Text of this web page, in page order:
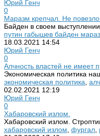
Юрий Генч
0
Маразм крепчал. Не повезло
Байден в своем
путин габышев байден
18.03.2021 14:54
Юрий Генч
0
Алчность властей не имеет
Экономическая политика
экономическая политика
02.02.2021 12:19
Юрий Генч
0
Хабаровский излом.
Хабаровский излом.
хабаровский излом фургал